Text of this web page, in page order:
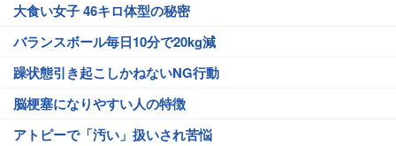
大食い女子 46キロ体型の秘密
バランスボール毎日10分で20kg減
躁状態引き起こしかねないNG行動
脳梗塞になりやすい人の特徴
アトピーで「汚い」扱いされ苦悩